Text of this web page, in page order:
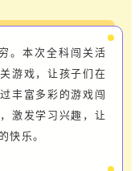
。本次全科闯关活
游戏，让孩子们在
丰富多彩的游戏闯
激发学习兴趣，让
快乐。